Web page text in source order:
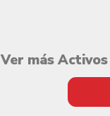
Ver más